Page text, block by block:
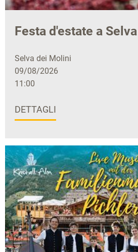
Festa d'estate a
Selva dei Molini
09/08/2026
11:00
DETTAGLI